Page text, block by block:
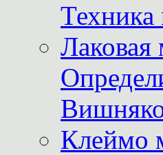
Лаковая
Клеймо